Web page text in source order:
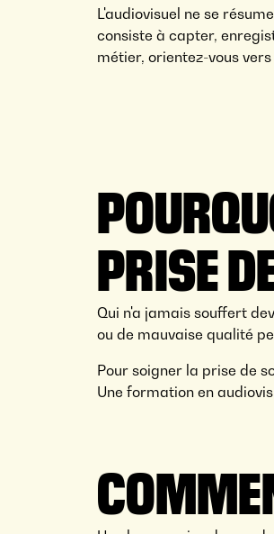
L'audiovisuel ne se
consiste à capter,
métier, orientez-vous vers
PRISE
Qui n'a jamais souffert
ou de mauvaise qualité
Pour soigner la prise de
Une formation en